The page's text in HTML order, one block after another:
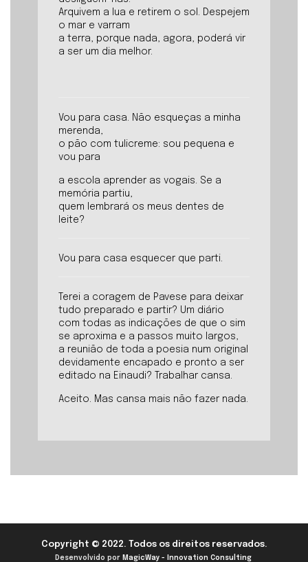
Arquivem a lua e retirem o sol. Despejem
o mar e varram
a terra, porque nada, agora, poderá vir
a ser um dia melhor.
Vou para casa. Não esqueças a minha
merenda,
o pão com tulicreme: sou pequena e
vou para
a escola aprender as vogais. Se a
memória partiu,
quem lembrará os meus dentes de
leite?
Vou para casa esquecer que parti.
Terei a coragem de Pavese para deixar
tudo preparado e partir? Um diário
com todas as indicações de que o sim
se aproxima e a passos muito largos,
a reunião de toda a poesia num original
devidamente encapado e pronto a ser
editado na Einaudi? Trabalhar cansa.
Aceito. Mas cansa mais não fazer nada.
Copyright © 2022. Todos os direitos reservados.
Desenvolvido por MagicWay - Innovation Consulting